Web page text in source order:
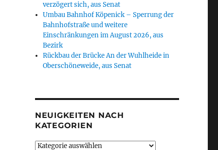
verzögert sich, aus Senat
Umbau Bahnhof Köpenick – Sperrung der
Bahnhofstraße und weitere
Einschränkungen im August 2026, aus
Bezirk
Rückbau der Brücke An der Wuhlheide in
Oberschöneweide, aus Senat
NEUIGKEITEN NACH
KATEGORIEN
Neuigkeiten